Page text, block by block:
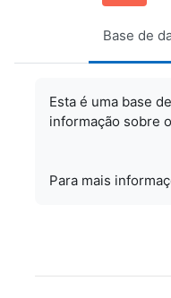
Base de
Esta é uma base
informação sobre
Para mais